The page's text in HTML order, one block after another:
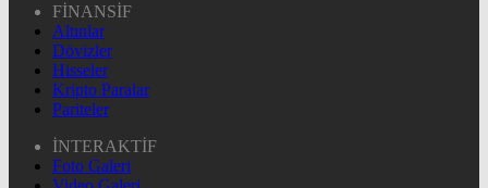
FİNANSİF
Altınlar
Dövizler
Hisseler
Kripto Paralar
Pariteler
İNTERAKTİF
Foto Galeri